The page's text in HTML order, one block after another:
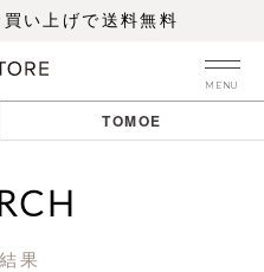
買い上げで送料無料
MENU
TOMOE
果